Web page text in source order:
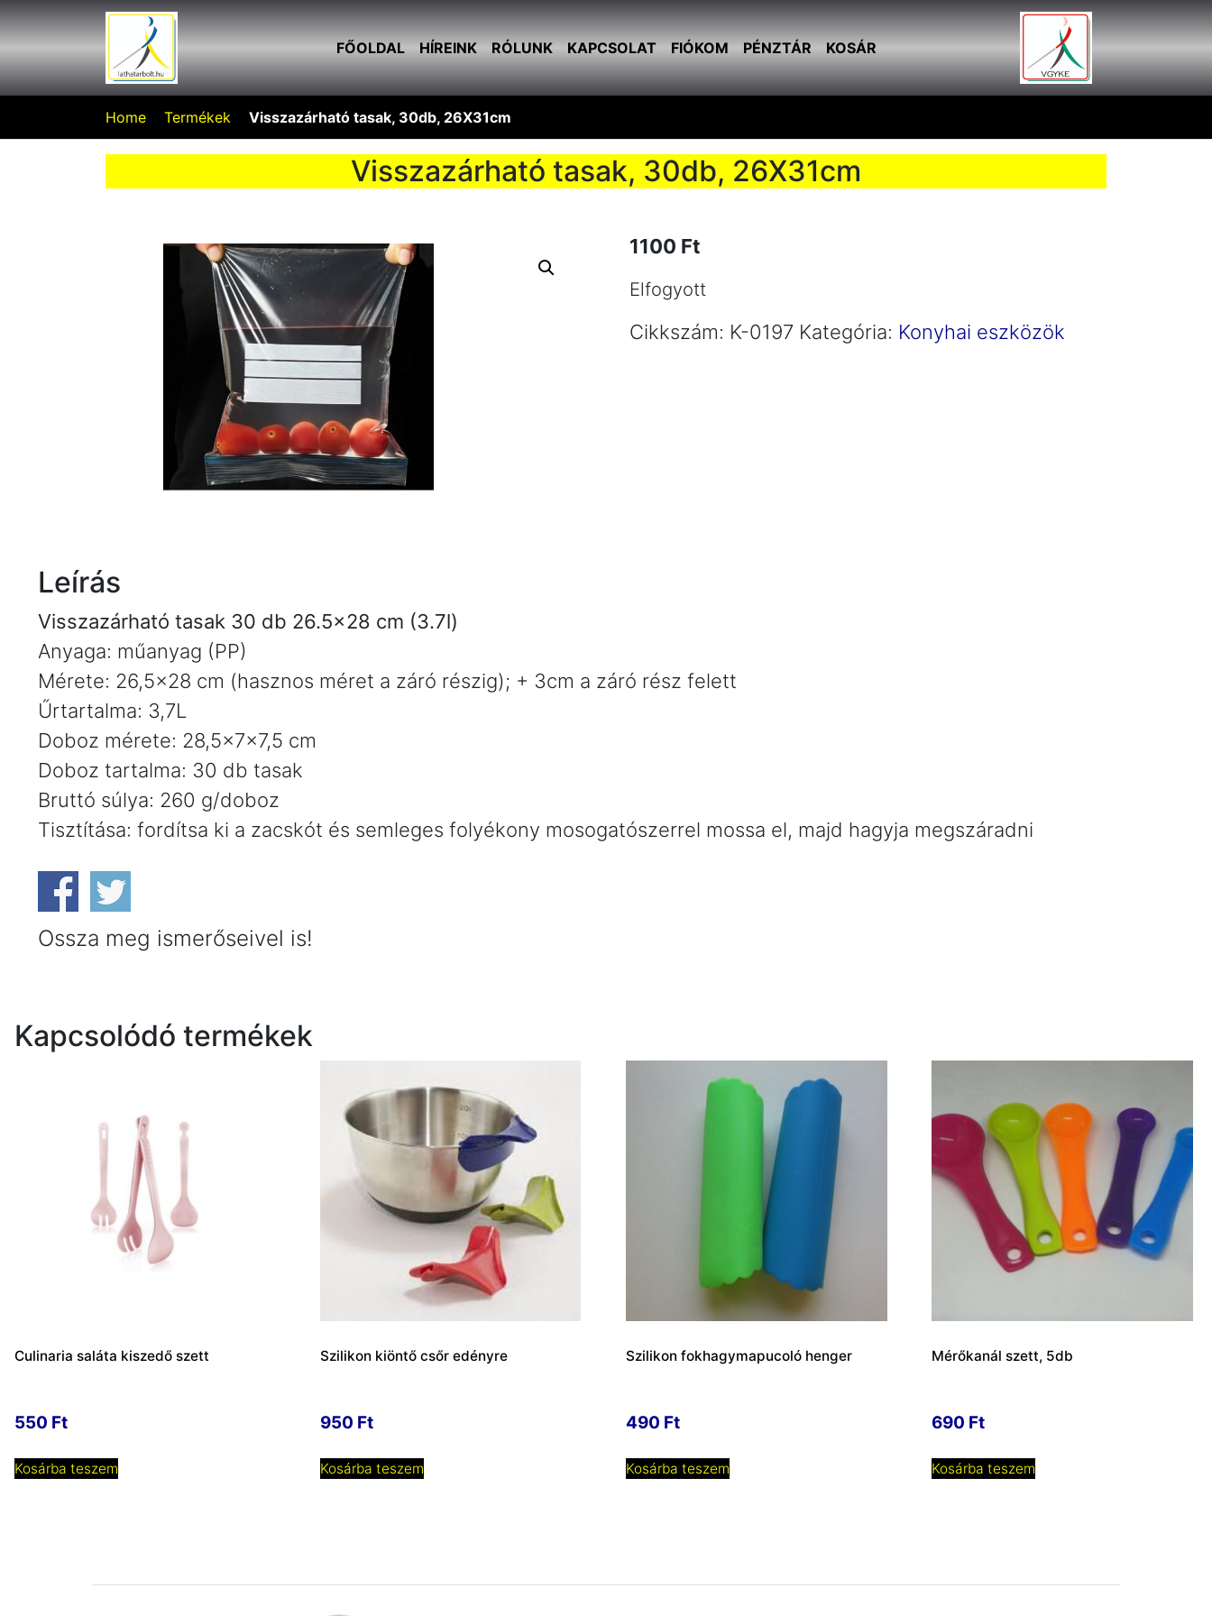
FŐOLDAL HÍREINK RÓLUNK KAPCSOLAT FIÓKOM PÉNZTÁR KOSÁR
Home Termékek Visszazárható tasak, 30db, 26X31cm
Visszazárható tasak, 30db, 26X31cm
1100 Ft
Elfogyott
Cikkszám: K-0197 Kategória: Konyhai eszközök
Leírás
Visszazárható tasak 30 db 26.5×28 cm (3.7l)
Anyaga: műanyag (PP)
Mérete: 26,5×28 cm (hasznos méret a záró részig); + 3cm a záró rész felett
Űrtartalma: 3,7L
Doboz mérete: 28,5x7x7,5 cm
Doboz tartalma: 30 db tasak
Bruttó súlya: 260 g/doboz
Tisztítása: fordítsa ki a zacskót és semleges folyékony mosogatószerrel mossa el, majd hagyja megszáradni
Ossza meg ismerőseivel is!
Kapcsolódó termékek
Culinaria saláta kiszedő szett
550 Ft
Kosárba teszem
Szilikon kiöntő csőr edényre
950 Ft
Kosárba teszem
Szilikon fokhagymapucoló henger
490 Ft
Kosárba teszem
Mérőkanál szett, 5db
690 Ft
Kosárba teszem